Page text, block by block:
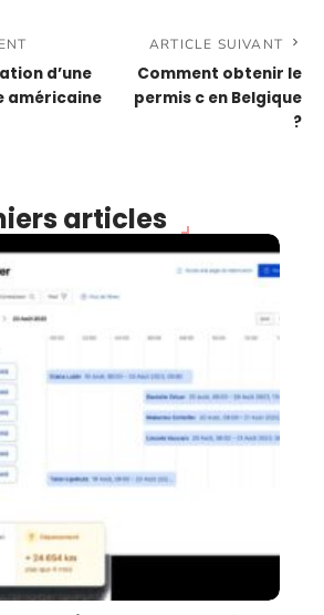
d’une
américaine
ARTICLE SUIVANT
Comment obtenir le
permis c en Belgique
?
articles